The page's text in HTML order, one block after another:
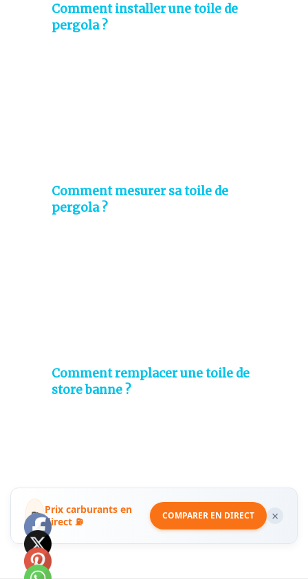
Comment installer une toile de
pergola ?
Comment mesurer sa toile de
pergola ?
Comment remplacer une toile de
store banne ?
⛽ Prix carburants en
direct ⛽
COMPARER EN DIRECT ×